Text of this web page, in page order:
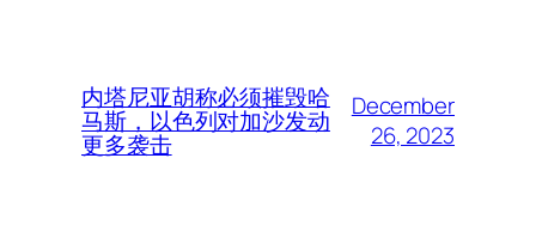
内塔尼亚胡称必须摧毁哈
马斯，以色列对加沙发动
更多袭击
December
26, 2023